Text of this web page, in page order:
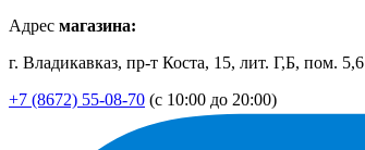
Адрес магазина:
г. Владикавказ, пр-т Коста, 15, лит. Г,Б, пом. 5,6
+7 (8672) 55-08-70 (с 10:00 до 20:00)